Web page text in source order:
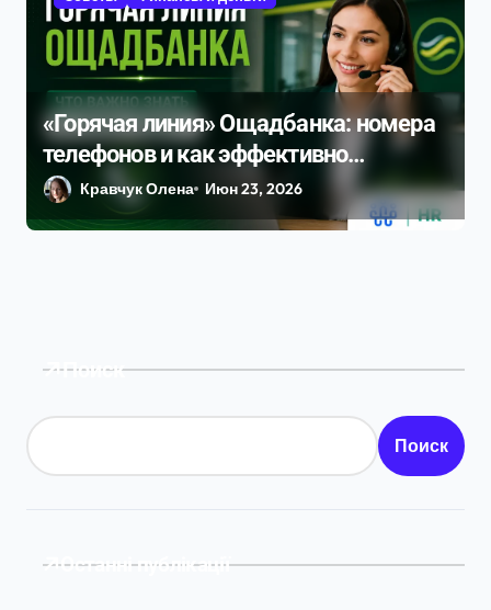
«Горячая линия» Ощадбанка: номера
телефонов и как эффективно
позвонить в 2026 году
Кравчук Олена Июн 23, 2026
Поиск
Поиск
Останні публікації